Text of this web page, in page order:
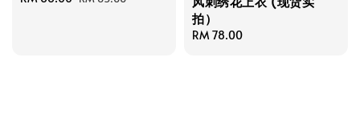
拍）
Regular
RM 78.00